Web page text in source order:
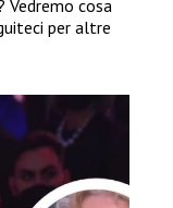
Vedremo cosa
per altre